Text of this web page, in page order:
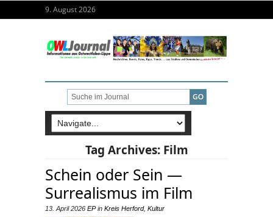
9. August 2026
Tag Archives: Film
Schein oder Sein —
Surrealismus im Film
13. April 2026 EPin Kreis Herford, Kultur